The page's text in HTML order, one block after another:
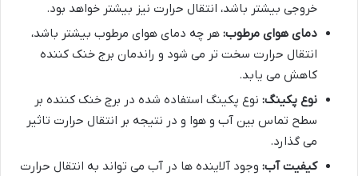
خروجی بیشتر باشد، انتقال حرارت نیز بیشتر خواهد بود.
دمای هوای مرطوب: هر چه دمای هوای مرطوب بیشتر باشد،
انتقال حرارت سخت تر می شود و راندمان برج خنک کننده
کاهش می یابد.
نوع پکینگ: نوع پکینگ استفاده شده در برج خنک کننده بر
سطح تماس بین آب و هوا و در نتیجه بر انتقال حرارت تاثیر
می گذارد.
کیفیت آب: وجود آلاینده ها در آب می تواند به انتقال حرارت